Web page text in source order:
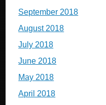
September 2018
August 2018
July 2018
June 2018
May 2018
April 2018